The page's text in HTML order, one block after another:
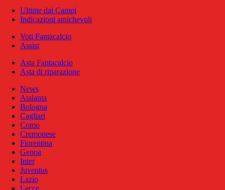
Ultime dai Campi
Indicazioni amichevoli
Voti Fantacalcio
Assist
Asta Fantacalcio
Asta di riparazione
News
Atalanta
Bologna
Cagliari
Como
Cremonese
Fiorentina
Genoa
Inter
Juventus
Lazio
Lecce